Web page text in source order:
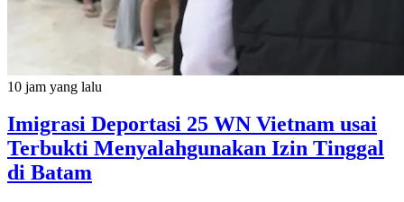
10 jam yang lalu
Imigrasi Deportasi 25 WN Vietnam usai
Terbukti Menyalahgunakan Izin Tinggal
di Batam